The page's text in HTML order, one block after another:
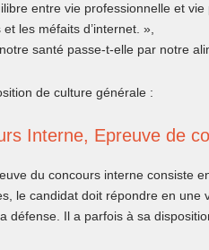
entre vie professionnelle et vie
les méfaits d’internet. »,
santé passe-t-elle par notre
de culture générale :
Interne, Epreuve de
du concours interne consiste
le candidat doit répondre en
défense. Il a parfois à sa